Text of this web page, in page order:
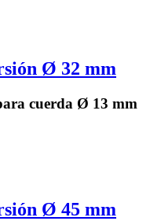
Ø 32 mm
cuerda Ø 13 mm
Ø 45 mm